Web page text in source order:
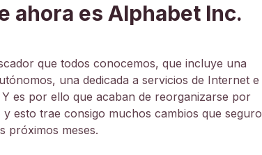
ahora es Alphabet Inc.
que todos conocemos, que incluye una
una dedicada a servicios de Internet e
es por ello que acaban de reorganizarse por
esto trae consigo muchos cambios que seguro
próximos meses.